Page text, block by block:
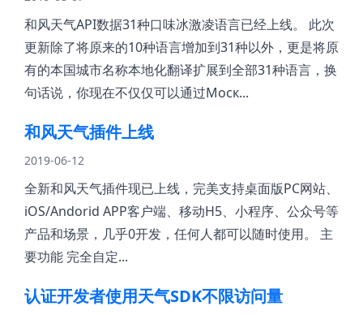
和风天气API数据31种口味冰激凌语言已经上线。 此次
更新除了将原来的10种语言增加到31种以外，更是将原
有的本国城市名称本地化翻译扩展到全部31种语言，换
句话说，你现在不仅仅可以通过Моск...
和风天气插件上线
2019-06-12
全新和风天气插件现已上线，完美支持桌面版PC网站、
iOS/Andorid APP客户端、移动H5、小程序、公众号等
产品和场景，几乎0开发，任何人都可以随时使用。 主
要功能 完全自定...
认证开发者使用天气SDK不限访问量